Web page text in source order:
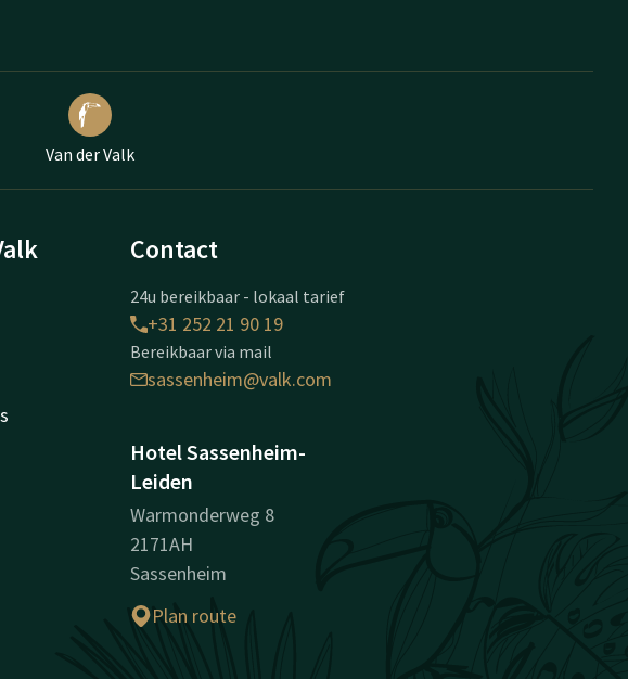
Van der Valk
Contact
24u bereikbaar - lokaal tarief
+31 252 21 90 19
Bereikbaar via mail
sassenheim@valk.com
Hotel Sassenheim-
Leiden
Warmonderweg 8
2171AH
Sassenheim
Plan route